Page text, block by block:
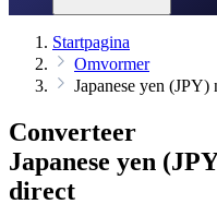
Startpagina
Omvormer
Japanese yen
Converteer
Japanese yen
direct